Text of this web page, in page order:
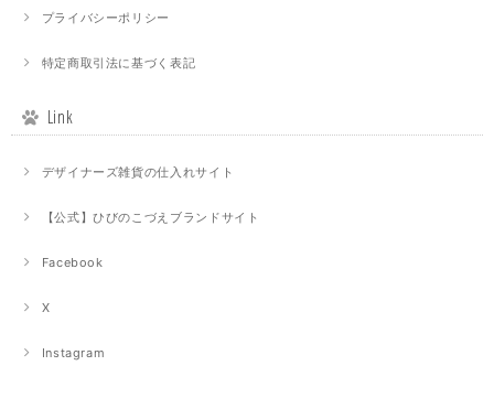
プライバシーポリシー
特定商取引法に基づく表記
Link
デザイナーズ雑貨の仕入れサイト
【公式】ひびのこづえブランドサイト
Facebook
X
Instagram